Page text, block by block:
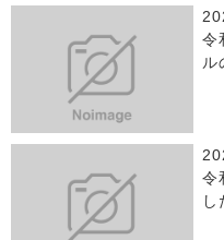
令
ル
令
し